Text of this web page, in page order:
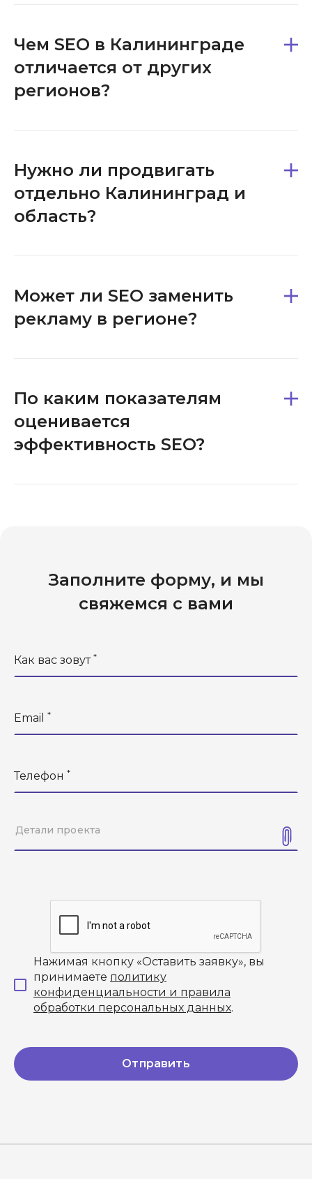
Чем SEO в Калининграде
отличается от других
регионов?
Нужно ли продвигать
отдельно Калининград и
область?
Может ли SEO заменить
рекламу в регионе?
По каким показателям
оценивается
эффективность SEO?
Заполните форму, и мы
свяжемся с вами
Как вас зовут *
Email *
Телефон *
Нажимая кнопку «Оставить заявку», вы
принимаете политику
конфиденциальности и правила
обработки персональных данных.
Отправить